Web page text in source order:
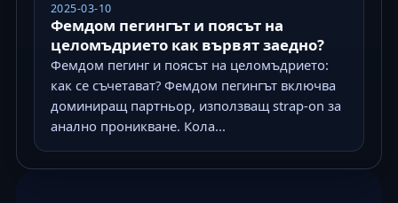
2025-03-10
Фемдом пегингът и поясът на
целомъдрието как вървят заедно?
Фемдом пегинг и поясът на целомъдрието:
как се съчетават? Фемдом пегингът включва
доминиращ партньор, използващ strap-on за
анално проникване. Кола...